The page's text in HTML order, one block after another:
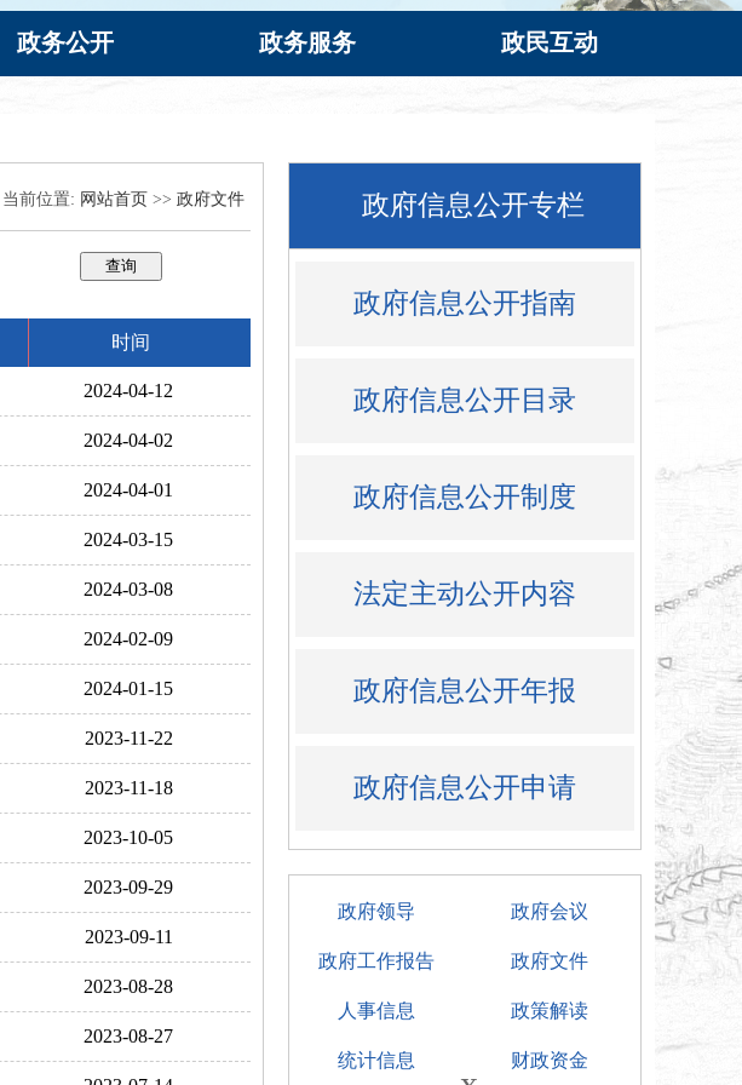
政务公开 政务服务 政民互动
当前位置: 网站首页 >> 政府文件
查询
时间
2024-04-12
2024-04-02
2024-04-01
2024-03-15
2024-03-08
2024-02-09
2024-01-15
2023-11-22
2023-11-18
2023-10-05
2023-09-29
2023-09-11
2023-08-28
2023-08-27
政府信息公开专栏
政府信息公开指南
政府信息公开目录
政府信息公开制度
法定主动公开内容
政府信息公开年报
政府信息公开申请
政府领导 政府会议
政府工作报告 政府文件
人事信息 政策解读
统计信息 财政资金